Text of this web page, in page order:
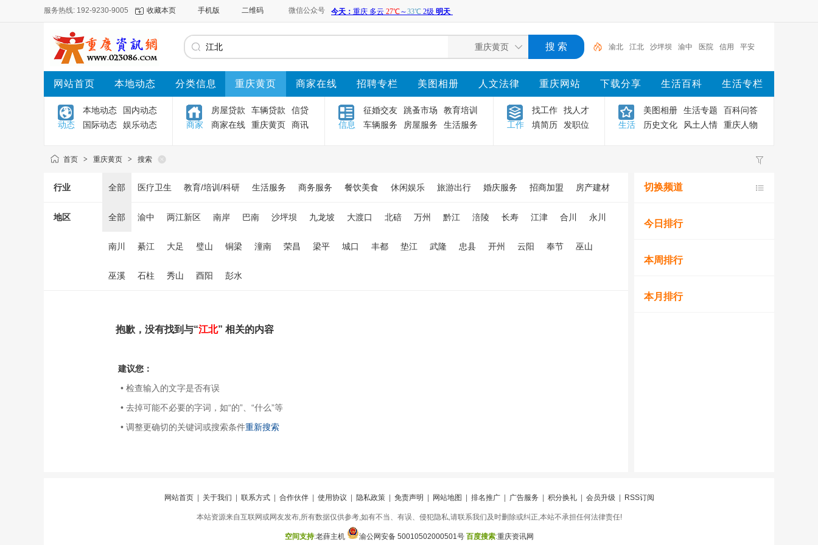
服务热线: 192-9230-9005 收藏本页 手机版 二维码 微信公众号
渝北 江北 沙坪坝 渝中 医院 信用 平安
大学 重庆医科大学 重庆
网站首页 本地动态 分类信息 重庆黄页 商家在线 招聘专栏 美图相册 人文法律 重庆网站 下载分享 生活百科 生活专栏
动态
本地动态
国内动态
国际动态
娱乐动态 商家
房屋贷款 车辆贷款
信贷
商家在线
重庆黄页 商讯 信息
征婚交友 跳蚤市场
教育培训
车辆服务
房屋服务 生活服务 工作
找工作
找人才
填简历
发职位 生活
美图相册 生活专题
百科问答
历史文化
风土人情 重庆人物
首页 > 重庆黄页 > 搜索
行业 全部 医疗卫生 教育/培训/科研 生活服务 商务服务 餐饮美食 休闲娱乐 旅游出行 婚庆服务 招商加盟 房产建材
地区 全部 渝中 两江新区 南岸 巴南 沙坪坝 九龙坡 大渡口 北碚 万州 黔江 涪陵 长寿 江津 合川 永川
南川 綦江 大足 璧山 铜梁 潼南 荣昌 梁平 城口 丰都 垫江 武隆 忠县 开州 云阳 奉节 巫山
巫溪 石柱 秀山 酉阳 彭水
抱歉，没有找到与“江北” 相关的内容
建议您：
• 检查输入的文字是否有误
• 去掉可能不必要的字词，如“的”、“什么”等
• 调整更确切的关键词或搜索条件重新搜索
切换频道
今日排行
本周排行
本月排行
网站首页| 关于我们 联系方式| 合作伙伴| 使用协议 隐私政策| 免责声明 网站地图 排名推广| 广告服务 积分换礼| 会员升级 RSS订阅
本站资源来自互联网或网友发布,所有数据仅供参考,如有不当、有误、侵犯隐私,请联系我们及时删除或纠正,本站不承担任何法律责任!
空间支持:老薛主机 渝公网安备 50010502000501号 百度搜索:重庆资讯网